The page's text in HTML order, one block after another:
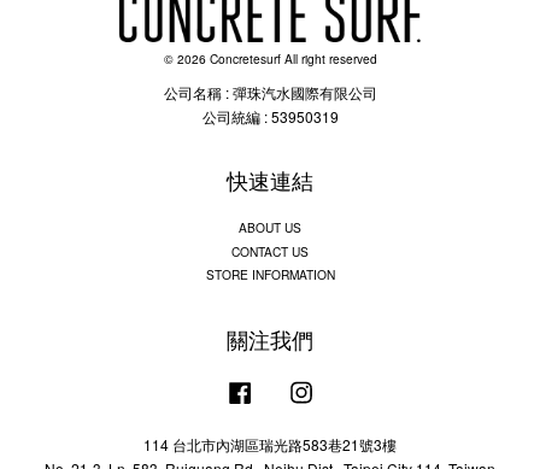
© 2026 Concretesurf All right reserved
公司名稱 : 彈珠汽水國際有限公司
公司統編 : 53950319
快速連結
ABOUT US
CONTACT US
STORE INFORMATION
關注我們
Facebook
114 台北市內湖區瑞光路583巷21號3樓